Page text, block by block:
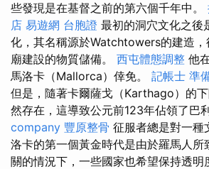
些發現是在基督之前的第六個千年中。
店 易遊網 台胞證 最初的洞穴文化之後
化，其名稱源於Watchtowers的建造
廟建設的物質儲備。 西屯體態調整 他
馬洛卡（Mallorca）倖免。 記帳士 準
但是，隨著卡爾薩戈（​​Karthago）的
然存在，這導致公元前123年佔領了巴
company 豐原整骨 征服者總是對一種
洛卡的第一個黃金時代是由於羅馬人所
關的情況下，一些國家也希望保持透明